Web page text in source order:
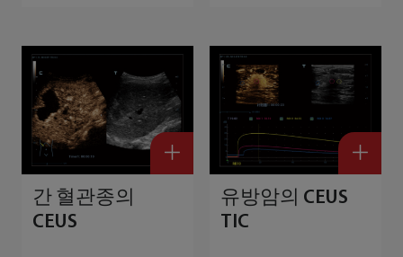
간 혈관종의
CEUS
유방암의 CEUS
TIC